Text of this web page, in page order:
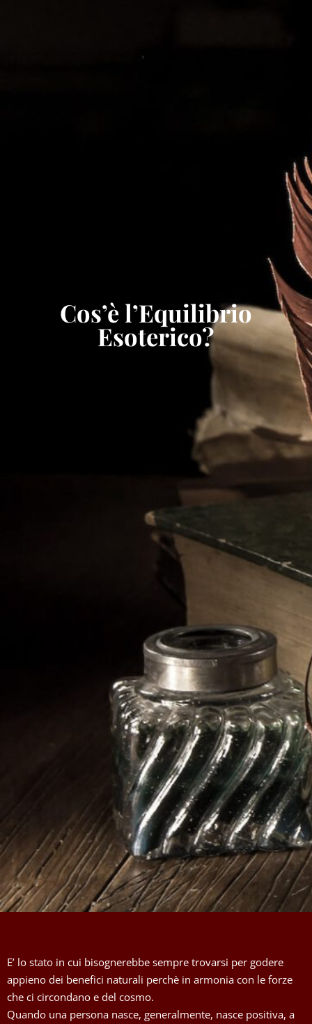
Cos’è l’Equilibrio
Esoterico?
E’ lo stato in cui bisognerebbe sempre trovarsi per godere
appieno dei benefici naturali perchè in armonia con le forze
che ci circondano e del cosmo.
Quando una persona nasce, generalmente, nasce positiva, a